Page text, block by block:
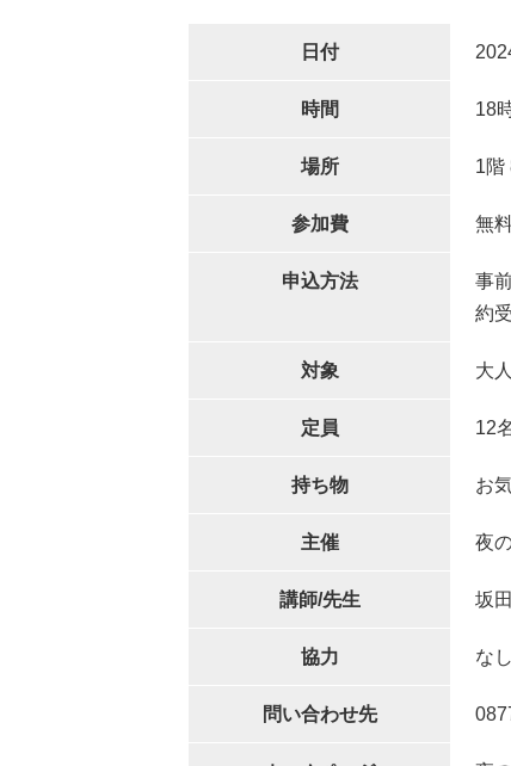
日付
時間 18
場所 1階
参加費 無
申込方法
事
約
対象 大
定員 12
持ち物 お
主催 夜
講師/先生 坂
協力 なし
問い合わせ先